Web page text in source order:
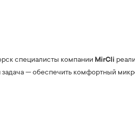
специалисты компании MirCli
— обеспечить комфортный